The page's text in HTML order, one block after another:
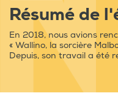
Résumé de
En 2018, nous avions
« Wallino, la sorcière
Depuis, son travail a été